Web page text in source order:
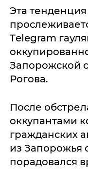
Эта
Тelegram
Запорожской
Рогова.
После
оккупантами
гражданских
из Запорожья
порадовался